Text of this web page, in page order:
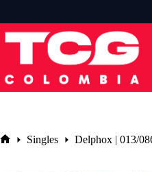
al
Singles Delphox | 013/